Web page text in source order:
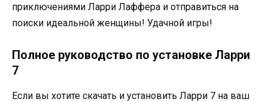
приключениями Ларри Лаффера и отправиться на
поиски идеальной женщины! Удачной игры!
Полное руководство по установке Ларри
7
Если вы хотите скачать и установить Ларри 7 на ваш